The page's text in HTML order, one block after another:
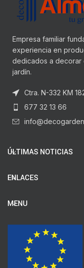
Empresa familiar
experiencia en
dedicados a decorar
jardín.
Ctra. N-332 KM
677 32 13 66
ÚLTIMAS NOTICIAS
ENLACES
MENU